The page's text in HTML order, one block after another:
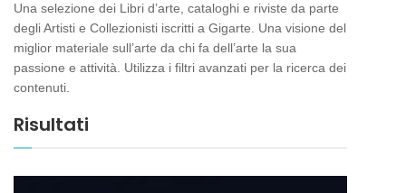
Una selezione dei Libri d’arte, cataloghi e riviste da parte
degli Artisti e Collezionisti iscritti a Gigarte. Una visione del
miglior materiale sull’arte da chi fa dell’arte la sua
passione e attività. Utilizza i filtri avanzati per la ricerca dei
contenuti.
Risultati